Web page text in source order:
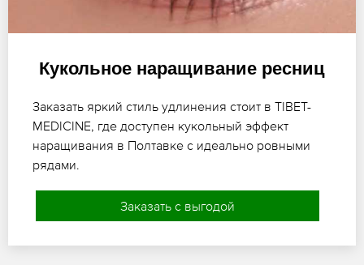
Кукольное наращивание ресниц
Заказать яркий стиль удлинения стоит в TIBET-
MEDICINE, где доступен кукольный эффект
наращивания в Полтавке с идеально ровными
рядами.
Заказать с выгодой